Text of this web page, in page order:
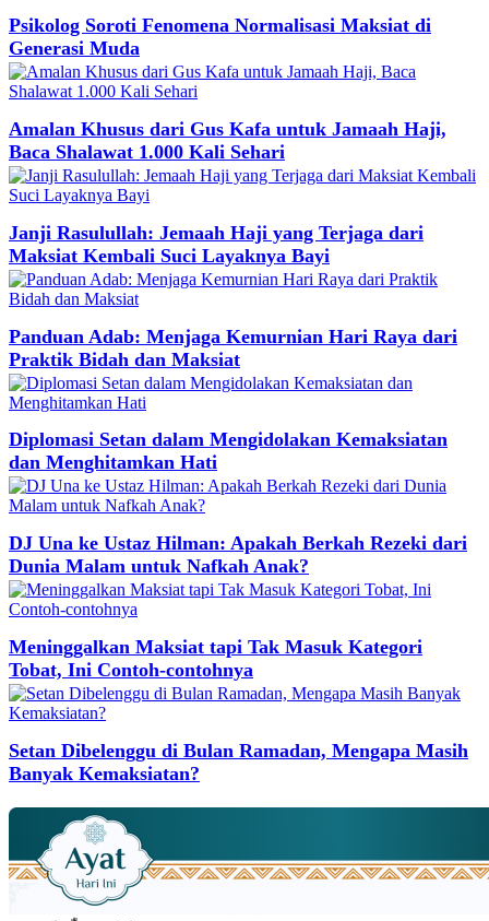
Psikolog Soroti Fenomena Normalisasi Maksiat di
Generasi Muda
Amalan Khusus dari Gus Kafa untuk Jamaah Haji,
Baca Shalawat 1.000 Kali Sehari
Janji Rasulullah: Jemaah Haji yang Terjaga dari
Maksiat Kembali Suci Layaknya Bayi
Panduan Adab: Menjaga Kemurnian Hari Raya dari
Praktik Bidah dan Maksiat
Diplomasi Setan dalam Mengidolakan Kemaksiatan
dan Menghitamkan Hati
DJ Una ke Ustaz Hilman: Apakah Berkah Rezeki dari
Dunia Malam untuk Nafkah Anak?
Meninggalkan Maksiat tapi Tak Masuk Kategori
Tobat, Ini Contoh-contohnya
Setan Dibelenggu di Bulan Ramadan, Mengapa Masih
Banyak Kemaksiatan?